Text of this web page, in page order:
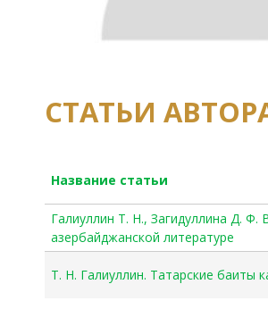
СТАТЬИ
Название статьи
Галиуллин Т. Н., Загидуллина Д.
азербайджанской литературе
Т. Н. Галиуллин. Татарские баиты